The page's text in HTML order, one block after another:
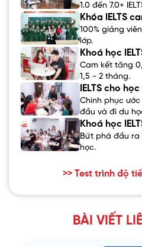
1.0 đến 7.0+
Khóa IELTS
100% giảng
lớp.
Khoá học
Cam kết tăng
1,5 - 2 tháng.
IELTS cho
Chinh phục
đầu và đi du
Khoá học
Bứt phá đầu ra
học.
>> Test trình độ
BÀI VIẾT